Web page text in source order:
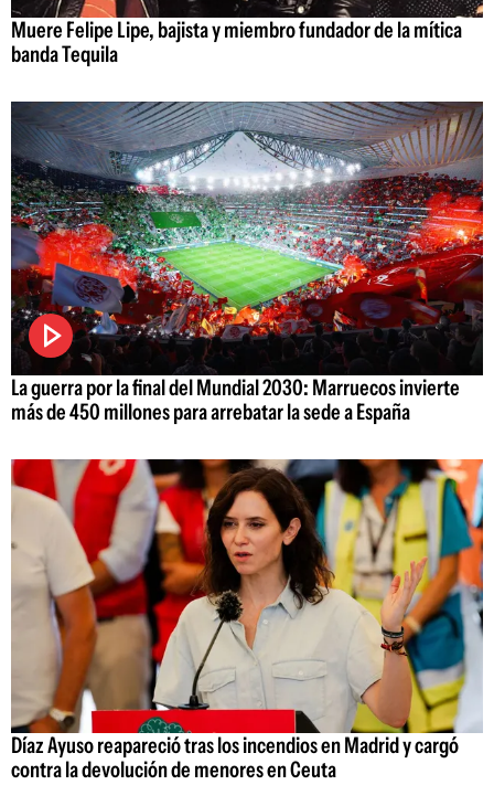
Muere Felipe Lipe, bajista y miembro fundador de la mítica
banda Tequila
La guerra por la final del Mundial 2030: Marruecos invierte
más de 450 millones para arrebatar la sede a España
Díaz Ayuso reapareció tras los incendios en Madrid y cargó
contra la devolución de menores en Ceuta